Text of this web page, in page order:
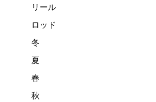
リール
ロッド
冬
夏
春
秋